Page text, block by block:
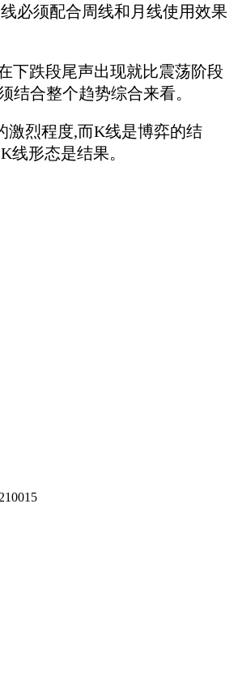
必须配合周线和月线使用效果
跌段尾声出现就比震荡阶段
结合整个趋势综合来看。
烈程度,而K线是博弈的结
形态是结果。